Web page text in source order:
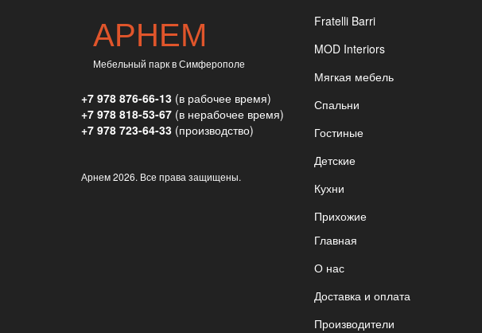
АРНЕМ
Мебельный парк в Симферополе
+7 978 876-66-13 (в рабочее время)
+7 978 818-53-67 (в нерабочее время)
+7 978 723-64-33 (производство)
Арнем2026. Все права защищены.
Fratelli Barri
MOD Interiors
Мягкая мебель
Спальни
Гостиные
Детские
Кухни
Прихожие
Главная
О нас
Доставка и оплата
Производители